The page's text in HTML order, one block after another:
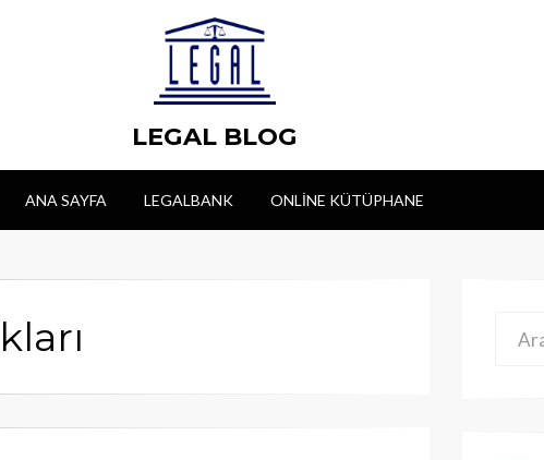
LEGAL BLOG
ANA SAYFA LEGALBANK ONLINE KÜTÜPHANE
Ara: